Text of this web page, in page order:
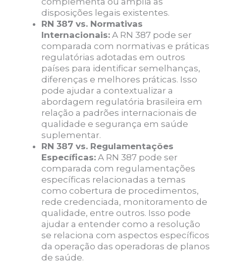
disposições legais existentes.
RN 387 vs. Normativas
Internacionais: A RN 387 pode ser
comparada com normativas e práticas
regulatórias adotadas em outros
países para identificar semelhanças,
diferenças e melhores práticas. Isso
pode ajudar a contextualizar a
abordagem regulatória brasileira em
relação a padrões internacionais de
qualidade e segurança em saúde
suplementar.
RN 387 vs. Regulamentações
Específicas: A RN 387 pode ser
comparada com regulamentações
específicas relacionadas a temas
como cobertura de procedimentos,
rede credenciada, monitoramento de
qualidade, entre outros. Isso pode
ajudar a entender como a resolução
se relaciona com aspectos específicos
da operação das operadoras de planos
de saúde.